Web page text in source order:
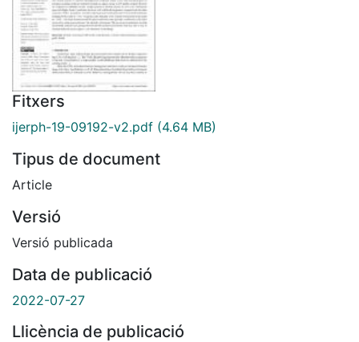
Fitxers
ijerph-19-09192-v2.pdf (4.64 MB)
Tipus de document
Article
Versió
Versió publicada
Data de publicació
2022-07-27
Llicència de publicació